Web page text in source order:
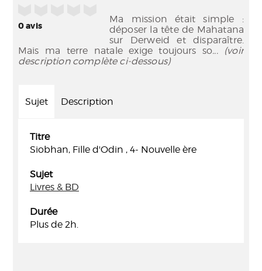
0avis
Ma mission était simple :
déposer la tête de Mahatana
sur Derweid et disparaître.
Mais ma terre natale exige toujours so... (voir
description complète ci-dessous)
Sujet Description
Titre
Siobhan, Fille d'Odin , 4- Nouvelle ère
Sujet
Livres & BD
Durée
Plus de 2h.